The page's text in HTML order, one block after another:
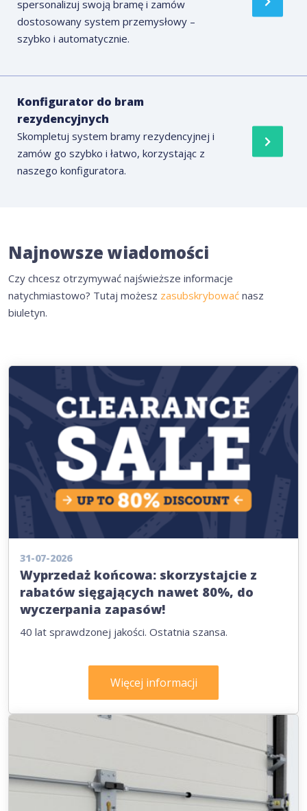
spersonalizuj swoją bramę i zamów
dostosowany system przemysłowy –
szybko i automatycznie.
Konfigurator do bram
rezydencyjnych
Skompletuj system bramy rezydencyjnej i
zamów go szybko i łatwo, korzystając z
naszego konfiguratora.
Najnowsze wiadomości
Czy chcesz otrzymywać najświeższe informacje
natychmiastowo? Tutaj możesz zasubskrybować nasz
biuletyn.
31-07-2026
Wyprzedaż końcowa: skorzystajcie z
rabatów sięgających nawet 80%, do
wyczerpania zapasów!
40 lat sprawdzonej jakości. Ostatnia szansa.
Więcej informacji